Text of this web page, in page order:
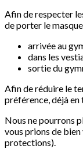
Afin de respecter
de porter le
arrivée au
dans les
sortie du
Afin de réduire le
préférence, déjà en
Nous ne pourrons
vous prions de
protections).